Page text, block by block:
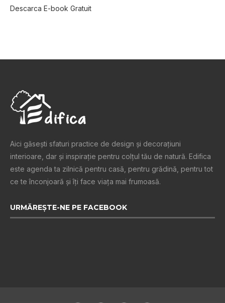
Descarca E-book Gratuit
Aici găsești sfaturi practice de design şi decoraţiuni
interioare, dar și inspiraţie pentru colţul tău de natură. Edifica
este agenda ta zilnică pentru casă, pentru grădină, pentru tot
ce te înconjoară şi îţi face viaţa mai frumoasă.
URMĂREȘTE-NE PE FACEBOOK